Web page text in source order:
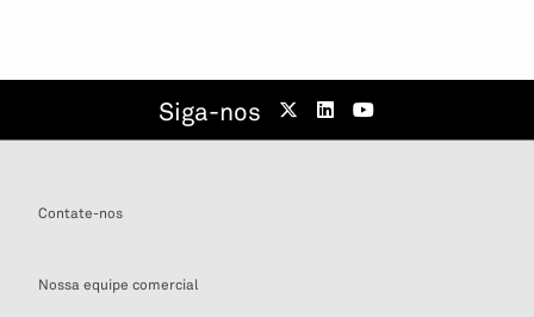
Siga-nos
Contate-nos
Nossa equipe comercial